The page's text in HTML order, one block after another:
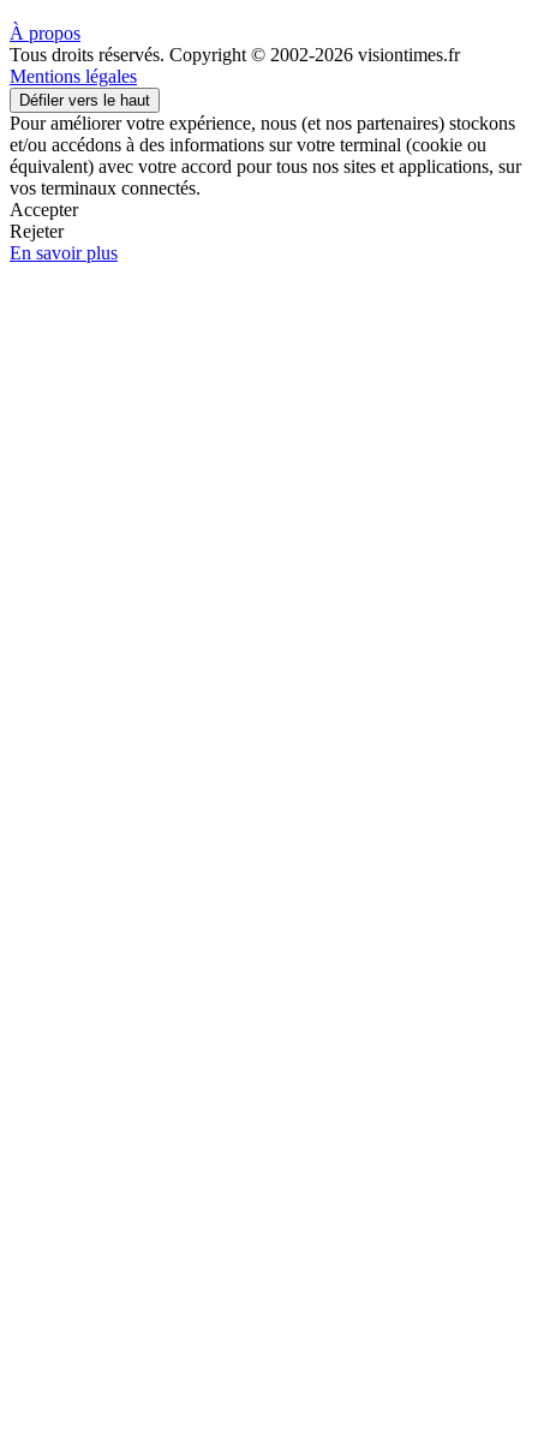
À propos
Tous droits réservés. Copyright © 2002-2026 visiontimes.fr
Mentions légales
Défiler vers le haut
Pour améliorer votre expérience, nous (et nos partenaires) stockons
et/ou accédons à des informations sur votre terminal (cookie ou
équivalent) avec votre accord pour tous nos sites et applications, sur
vos terminaux connectés.
Accepter
Rejeter
En savoir plus